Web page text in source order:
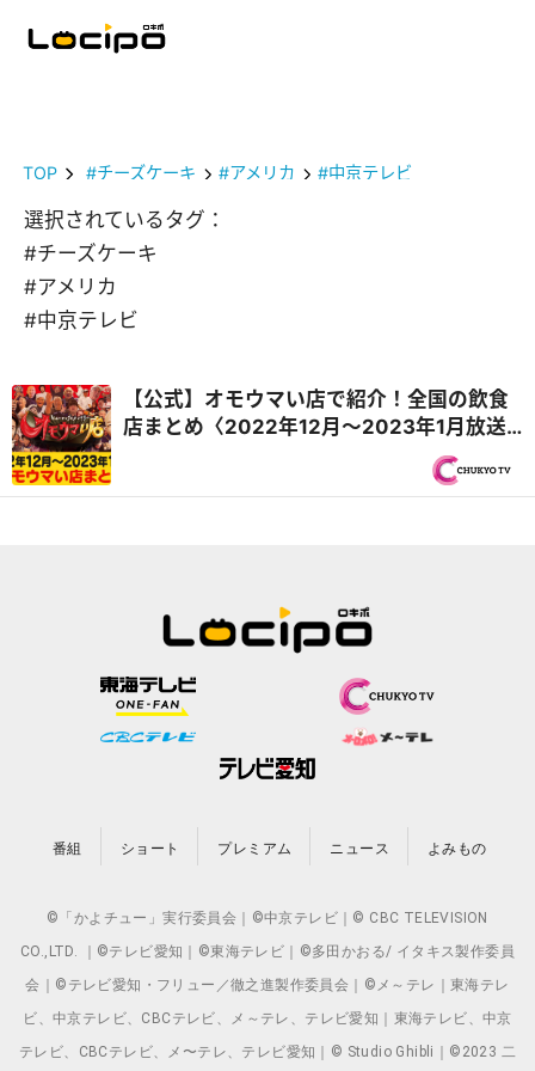
TOP #チーズケーキ #アメリカ #中京テレビ
選択されているタグ：
#チーズケーキ
#アメリカ
#中京テレビ
【公式】オモウマい店で紹介！全国の飲食
店まとめ〈2022年12月〜2023年1月放送
番組 ショート プレミアム ニュース よみもの
©「かよチュー」実行委員会｜©中京テレビ｜© CBC TELEVISION
CO.,LTD. ｜©テレビ愛知｜©東海テレビ｜©多田かおる/ イタキス製作委員
会｜©テレビ愛知・フリュー／徹之進製作委員会｜©メ～テレ｜東海テレ
ビ、中京テレビ、CBCテレビ、メ～テレ、テレビ愛知｜東海テレビ、中京
テレビ、CBCテレビ、メ〜テレ、テレビ愛知｜© Studio Ghibli｜©2023 二